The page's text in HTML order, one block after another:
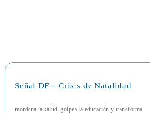
Señal DF – Crisis de Natalidad
reordena la salud, golpea la educación y transforma